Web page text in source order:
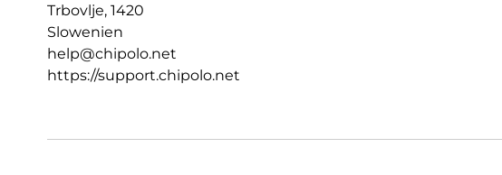
Trbovlje, 1420
Slowenien
help@chipolo.net
https://support.chipolo.net